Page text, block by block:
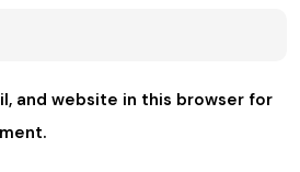
and website in this browser for